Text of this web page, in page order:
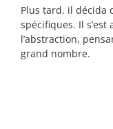
Plus tard, il décida
spécifiques. Il
l’abstraction,
grand nombre.